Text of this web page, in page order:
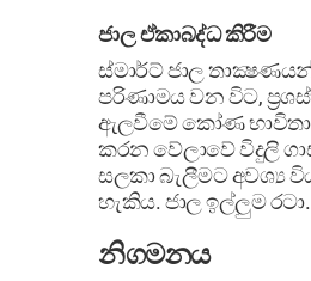
ජාල ඒකාබද්ධ කිරීම
ස්මාර්ට් ජාල
පරිණාමය වන විට,
ඇලවීමේ කෝණ භාවිතා
කරන වේලාවේ විදුලි
සලකා බැලීමට අවශ්‍ය
හැකිය. ජාල ඉල්ලුම රටා.
නිගමනය